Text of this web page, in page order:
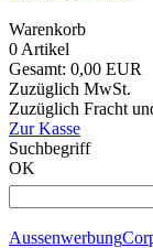
Warenkorb
0 Artikel
Gesamt: 0,00 EUR
Zuzüglich MwSt.
Zuzüglich Fracht
Zur Kasse
Suchbegriff
OK
Aussenwerbung